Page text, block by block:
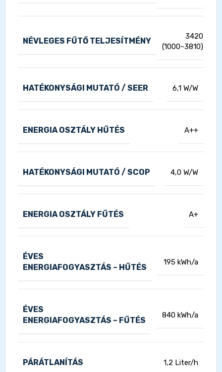
NÉVLEGES FŰTŐ TELJESÍTMÉNY
3420
(1000~3810)
HATÉKONYSÁGI MUTATÓ / SEER 6,1 W/W
ENERGIA OSZTÁLY HŰTÉS A++
HATÉKONYSÁGI MUTATÓ / SCOP 4,0 W/W
ENERGIA OSZTÁLY FŰTÉS A+
ÉVES
ENERGIAFOGYASZTÁS – HŰTÉS
195 kWh/a
ÉVES
ENERGIAFOGYASZTÁS – FŰTÉS
840 kWh/a
PÁRÁTLANÍTÁS 1,2 Liter/h